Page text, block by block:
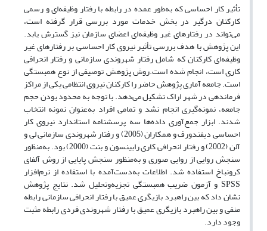
تأثیر کار احساسی که به‌طور عمده در رابطه با رفتار وظیفه‌ای و رسمی
کارکنان درگیر در بخش خدمات مورد بررسی قرار گرفته است،
می‌تواند در رفتارهای غیر وظیفه‌ای اعضای سازمان نیز گسترش یابد.
این پژوهش با هدف بررسی تأثیر نیروی کار احساسی بر رفتارهای غیر
وظیفه‌ای کارکنان که شامل رفتار شهروندی سازمانی و رفتار انحرافی
کاری است، انجام شده است.روش پژوهش توصیفی از نوع همبستگی
است. جامعه آماری پژوهش حاضر را کارکنان نیروی انتظامی یکی از مراکز
فرماندهی در شهر اراک تشکیل می‌دهد. با توجه به محدود بودن حجم
جامعه، نمونه‌گیری انجام نشد و تمامی افراد به‌عنوان نمونه انتخاب
شدند. ابزار جمع‌آوری داده‌ها سه پرسشنامه استاندارد نیروی کار
احساسی دیفندورف و همکاران (2005) و رفتار شهروندی سازمانی لی و
آلن (2002) و رفتار انحرافی کاری رابینسون و بنت (2000) بود. به‌منظور
سنجش روایی از روایی صوری و به‌منظور سنجش پایایی از روش آلفای
کرونباخ استفاده شد. اطلاعات به‌دست‌آمده با استفاده از نرم‌افزار
SPSS و آزمون ضریب همبستگی تجزیه‌وتحلیل شد. نتایج پژوهش
نشان داد که بین راهبرد بازیگری عمیق با رفتار انحرافی سازمانی رابطه
منفی و بین راهبرد بازیگری عمیق با رفتار شهروندی فردی رابطه مثبت
وجود دارد.